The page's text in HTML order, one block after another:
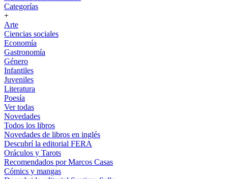
Categorías
+
Arte
Ciencias sociales
Economía
Gastronomía
Género
Infantiles
Juveniles
Literatura
Poesía
Ver todas
Novedades
Todos los libros
Novedades de libros en inglés
Descubrí la editorial FERA
Oráculos y Tarots
Recomendados por Marcos Casas
Cómics y mangas